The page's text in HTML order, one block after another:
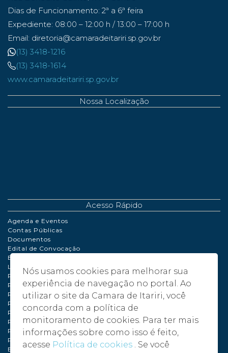
Nós usamos cookies para melhorar sua
experiência de navegação no portal. Ao
utilizar o site da Camara de Itariri, você
concorda com a política de
monitoramento de cookies. Para ter mais
informações sobre como isso é feito,
acesse Política de cookies . Se você
Dias de Funcionamento: 2ª a 6ª feira
Expediente: 08:00 – 12:00 h / 13:00 – 17:00 h
Email: diretoria@camaradeitariri.sp.gov.br
(13) 3418-1216
(13) 3418-1614
www.camaradeitariri.sp.gov.br
Nossa Localização
Acesso Rápido
Agenda e Eventos
Contas Públicas
Documentos
Edital de Convocação
Extrato de Contrato
LDO | LOA | PPA
Perguntas Frequentes
Políticas de Cookies
Portaria
Processo de Adiantamento
Relatório de Gestão Fiscal
Plano de compras anual – PCA - 2024
Plano de compras anual – PCA - 2025
Plano de compras anual – PCA - 2026
Balancete 2024